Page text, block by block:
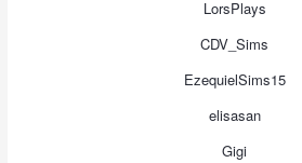
LorsPlays
CDV_Sims
EzequielSims15
elisasan
Gigi